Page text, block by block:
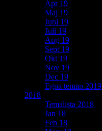
Apr 19
Maj 19
Juni 19
Juli 19
Aug 19
Sept 19
Okt 19
Nov 19
Dec 19
Egna teman 2019
2018
Temalista 2018
Jan 18
Feb 18